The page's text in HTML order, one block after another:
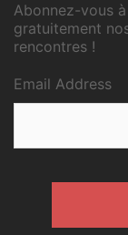
Abonnez-vous
gratuitement
rencontres !
Email Address